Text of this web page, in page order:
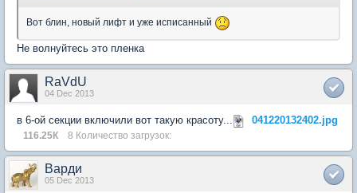
Вот блин, новый лифт и уже исписанный
Не волнуйтесь это пленка
RaVdU
04 Dec 2013
в 6-ой секции включили вот такую красоту... 041220132402.jpg
116.25К 8 Количество загрузок:
Варди
05 Dec 2013